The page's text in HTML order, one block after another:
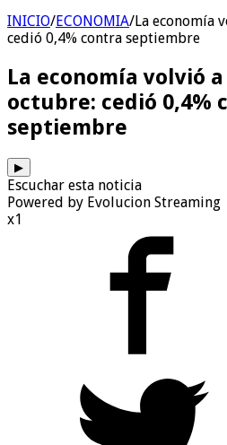
INICIO/ECONOMIA/La economía
cedió 0,4% contra septiembre
La economía volvió
octubre: cedió 0,4%
septiembre
▶
Escuchar esta noticia
Powered by Evolucion Streaming
x1